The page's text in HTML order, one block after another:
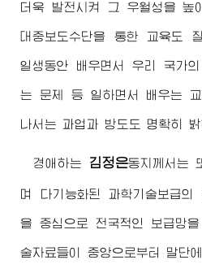
더욱 발전시켜 그 우월성을 높
대중보도수단을 통한 교육도
일생동안 배우면서 우리 국가
는 문제 등 일하면서 배우는 교
나서는 과업과 방도도 명확히 밝
경애하는 김정은동지 께서는
며 다기능화된 과학기술보급의
을 중심으로 전국적인 보급망
술자료들이 중앙으로부터 말단